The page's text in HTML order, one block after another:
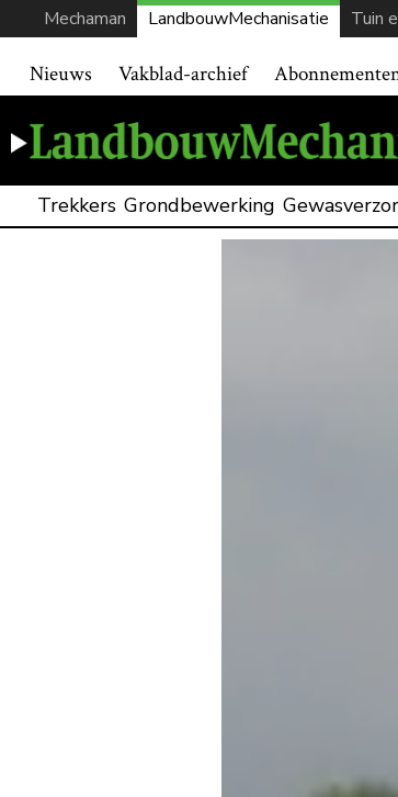
Mechaman LandbouwMechanisatie Tuin
Nieuws Vakblad-archief
Trekkers Grondbewerking